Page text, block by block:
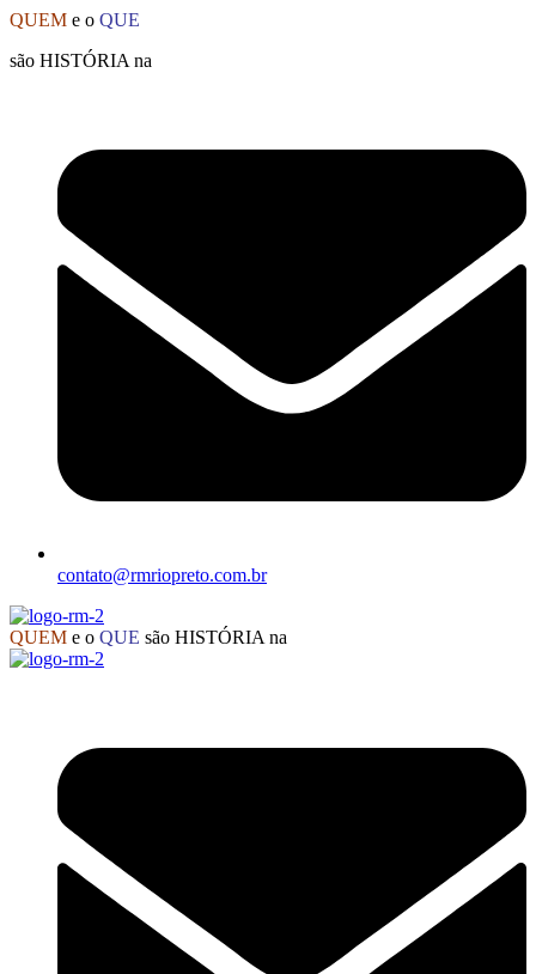
Ir
o
QUEM e o QUE
são HISTÓRIA na
contato@rmriopreto.com.br
QUEM e o QUE são HISTÓRIA na